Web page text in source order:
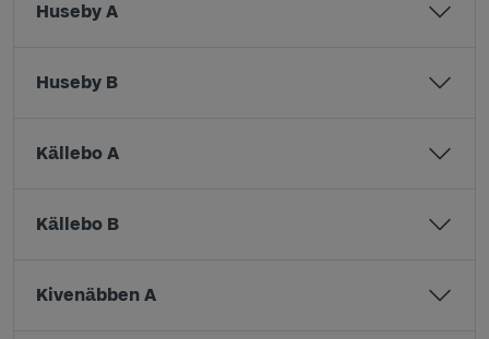
Huseby A
Huseby B
Källebo A
Källebo B
Kivenäbben A